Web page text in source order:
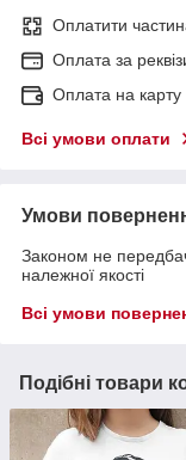
Оплатити
Оплата за
Оплата на
Всі умови оплати
Умови
Законом не
належної якості
Всі умови
Подібні товари